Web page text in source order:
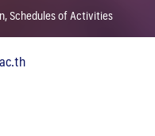
Schedules of Activities